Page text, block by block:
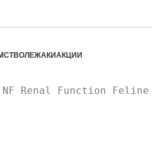
ЛЕЖАКИАКЦИИ
Renal Function Feline